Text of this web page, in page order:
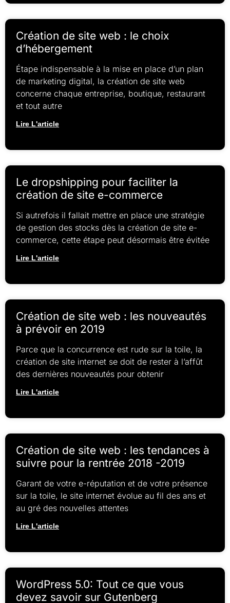
Création de site web : le choix
d’hébergement
Étape indispensable à la mise en place d’un plan
de marketing digital, la création de site web
concerne chaque entreprise, boutique, restaurant
et tout autre
Lire L'article
Le dropshipping pour faciliter la
création de site e-commerce
Si autrefois il fallait mettre en place une stratégie
de gestion des stocks dès la création de site e-
commerce, cette étape peut désormais être évitée
Lire L'article
Création de site web : les nouveautés
à prévoir en 2019
Parce que la concurrence est rude sur la toile, la
création de site internet se doit de rester à l’affût
des dernières nouveautés pour obtenir
Lire L'article
Création de site web : les tendances à
suivre pour la rentrée 2018 -2019
Garant de votre e-réputation et de votre présence
sur la toile, le site internet évolue au fil des ans et
au gré des nouvelles attentes
Lire L'article
WordPress 5.0: Tout ce que vous
devez savoir sur Gutenberg